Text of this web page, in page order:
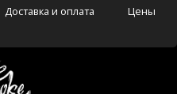
Доставка и оплата
Цены